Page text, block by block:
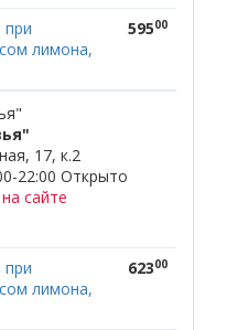
при
лимона,
59500
17, к.2
22:00 Открыто
сайте
при
лимона,
62300